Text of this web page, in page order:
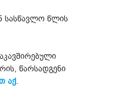
სასწავლო წლის
წარსადგენი
აქ.